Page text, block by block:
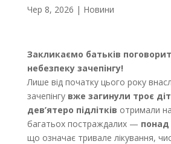
Чер 8, 2026 | Новини
Закликаємо батьків
небезпеку зачепінгу!
Лише від початку цього року
зачепінгу вже загинули троє
дев’ятеро підлітків отримали
багатьох постраждалих — понад
що означає тривале лікування,